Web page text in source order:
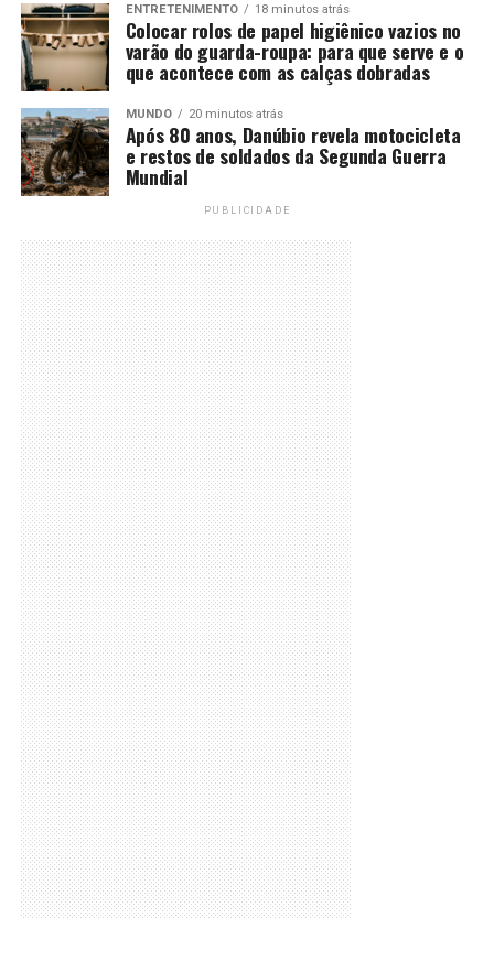
ENTRETENIMENTO 18 minutos atrás
Colocar rolos de papel higiênico vazios no
varão do guarda-roupa: para que serve e o
que acontece com as calças dobradas
MUNDO 20 minutos atrás
Após 80 anos, Danúbio revela motocicleta
e restos de soldados da Segunda Guerra
Mundial
PUBLICIDADE